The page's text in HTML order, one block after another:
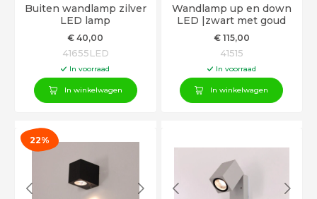
Buiten wandlamp zilver
LED lamp
€ 40,00
41655LED
In voorraad
In winkelwagen
Wandlamp up en down
LED |zwart met goud
€115,00
41515
In voorraad
In winkelwagen
22%